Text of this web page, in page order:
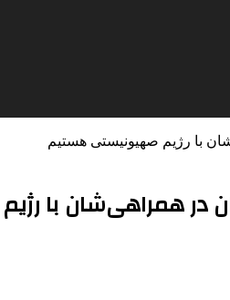
با رژیم صهیونیستی هستیم
در همراهی‌شان با رژیم